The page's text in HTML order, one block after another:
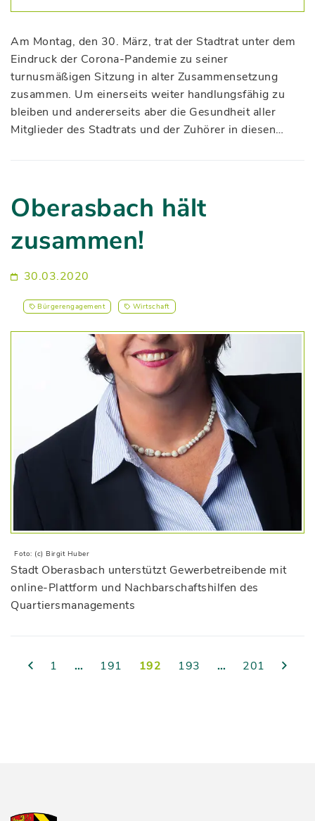
Am Montag, den 30. März, trat der Stadtrat unter dem
Eindruck der Corona-Pandemie zu seiner
turnusmäßigen Sitzung in alter Zusammensetzung
zusammen. Um einerseits weiter handlungsfähig zu
bleiben und andererseits aber die Gesundheit aller
Mitglieder des Stadtrats und der Zuhörer in diesen…
Oberasbach hält
zusammen!
30.03.2020
Bürgerengagement Wirtschaft
Foto: (c) Birgit Huber
Stadt Oberasbach unterstützt Gewerbetreibende mit
online-Plattform und Nachbarschaftshilfen des
Quartiersmanagements
1 … 191 192 193 … 201